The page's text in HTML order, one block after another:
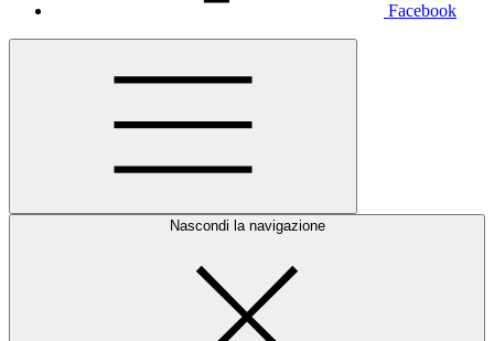
Facebook
Nascondi la navigazione